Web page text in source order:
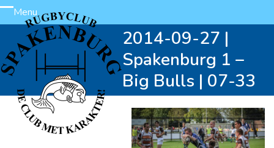
Skip
to
content
Menu
Open
mobile
menu
Close
mobile
menu
2014-09-27 |
Spakenburg 1 –
Big Bulls | 07-33